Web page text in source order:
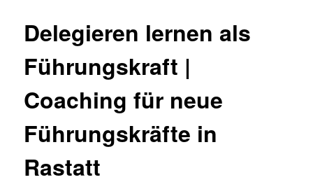
Delegieren lernen als
Führungskraft |
Coaching für neue
Führungskräfte in
Rastatt